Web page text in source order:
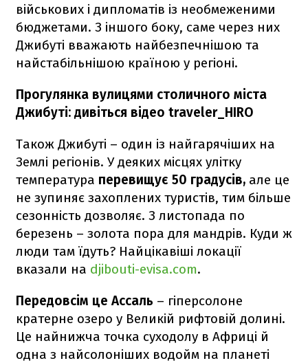
військових і дипломатів із необмеженими
бюджетами. З іншого боку, саме через них
Джибуті вважають найбезпечнішою та
найстабільнішою країною у регіоні.
Прогулянка вулицями столичного міста
Джибуті: дивіться відео traveler_HIRO
Також Джибуті – один із найгарячіших на
Землі регіонів. У деяких місцях улітку
температура перевищує 50 градусів, але це
не зупиняє захоплених туристів, тим більше
сезонність дозволяє. З листопада по
березень – золота пора для мандрів. Куди ж
люди там їдуть? Найцікавіші локації
вказали на djibouti-evisa.com.
Передовсім це Ассаль – гіперсолоне
кратерне озеро у Великій рифтовій долині.
Це найнижча точка суходолу в Африці й
одна з найсолоніших водойм на планеті